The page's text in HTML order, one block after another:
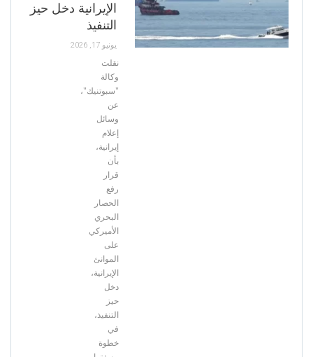
الإيرانية دخل حيز
التنفيذ
يونيو 17, 2026
نقلت
وكالة
"سبوتنيك"،
عن
وسائل
إعلام
إيرانية،
بأن
قرار
رفع
الحصار
البحري
الأميركي
على
الموانئ
الإيرانية،
دخل
حيز
التنفيذ،
في
خطوة